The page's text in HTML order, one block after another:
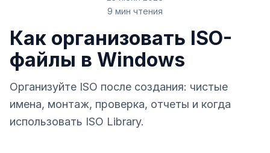
9 мин чтения
Как организовать ISO-
файлы в Windows
Организуйте ISO после создания: чистые
имена, монтаж, проверка, отчеты и когда
использовать ISO Library.